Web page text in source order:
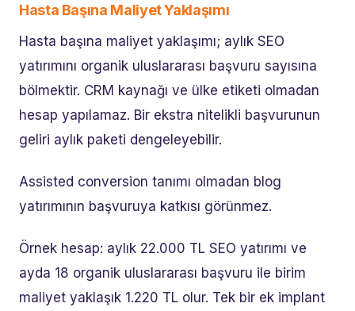
Hasta Başına Maliyet Yaklaşımı
Hasta başına maliyet yaklaşımı; aylık SEO
yatırımını organik uluslararası başvuru sayısına
bölmektir. CRM kaynağı ve ülke etiketi olmadan
hesap yapılamaz. Bir ekstra nitelikli başvurunun
geliri aylık paketi dengeleyebilir.
Assisted conversion tanımı olmadan blog
yatırımının başvuruya katkısı görünmez.
Örnek hesap: aylık 22.000 TL SEO yatırımı ve
ayda 18 organik uluslararası başvuru ile birim
maliyet yaklaşık 1.220 TL olur. Tek bir ek implant